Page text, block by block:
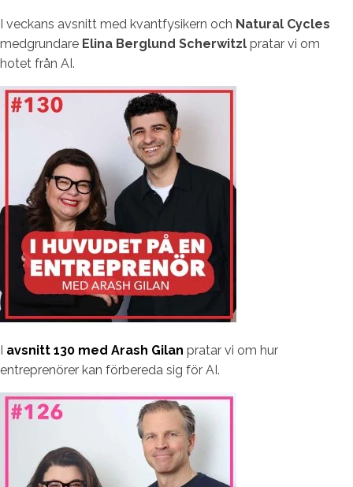
I veckans avsnitt med kvantfysikern och Natural Cycles
medgrundare Elina Berglund Scherwitzl pratar vi om
hotet från AI.
I avsnitt 130 med Arash Gilan pratar vi om hur
entreprenörer kan förbereda sig för AI.